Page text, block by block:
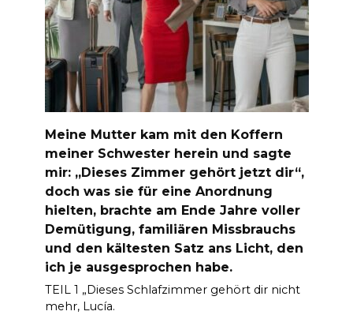
Meine Mutter kam mit den Koffern
meiner Schwester herein und sagte
mir: „Dieses Zimmer gehört jetzt dir“,
doch was sie für eine Anordnung
hielten, brachte am Ende Jahre voller
Demütigung, familiären Missbrauchs
und den kältesten Satz ans Licht, den
ich je ausgesprochen habe.
TEIL 1 „Dieses Schlafzimmer gehört dir nicht
mehr, Lucía.